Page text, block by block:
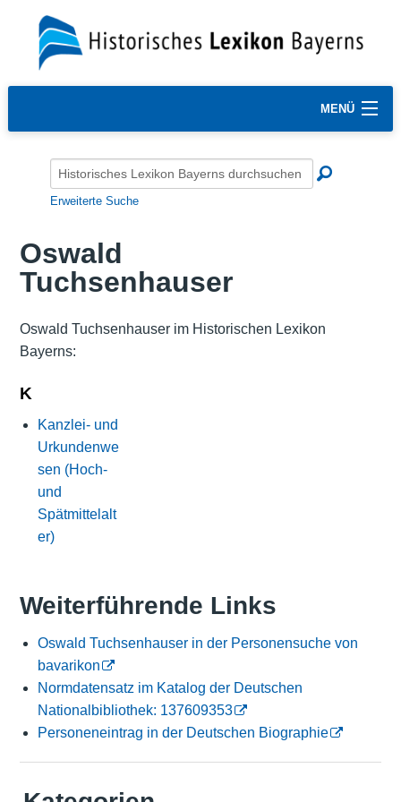
MENÜ
Erweiterte Suche
Oswald
Tuchsenhauser
Oswald Tuchsenhauser im Historischen Lexikon
Bayerns:
K
Kanzlei- und
Urkundenwe
sen (Hoch-
und
Spätmittelalt
er)
Weiterführende Links
Oswald Tuchsenhauser in der Personensuche von
bavarikon
Normdatensatz im Katalog der Deutschen
Nationalbibliothek: 137609353
Personeneintrag in der Deutschen Biographie